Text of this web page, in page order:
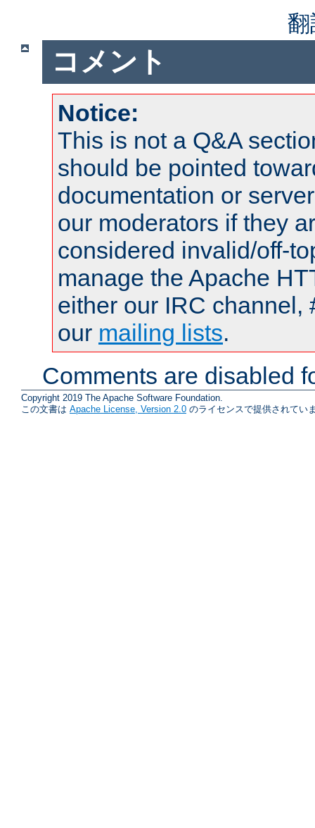
コメント
Notice:
This is not a Q&A
should be pointed
documentation or
our moderators if they
considered invalid/off-
manage the Apache
either our IRC channel,
our mailing lists.
Comments are disabled
Copyright 2019 The Apache Software Foundation.
この文書は Apache License, Version 2.0 のライセンスで提供されてい